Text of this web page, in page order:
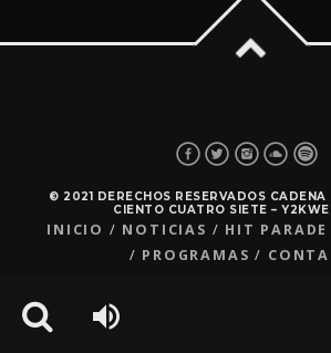
© 2021 DERECHOS RESERVADOS CADENA
CIENTO CUATRO SIETE –
INICIO NOTICIAS HIT PARADE
PROGRAMAS